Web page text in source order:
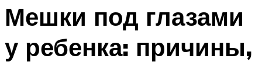
Мешки под глазами
у ребенка: причины,